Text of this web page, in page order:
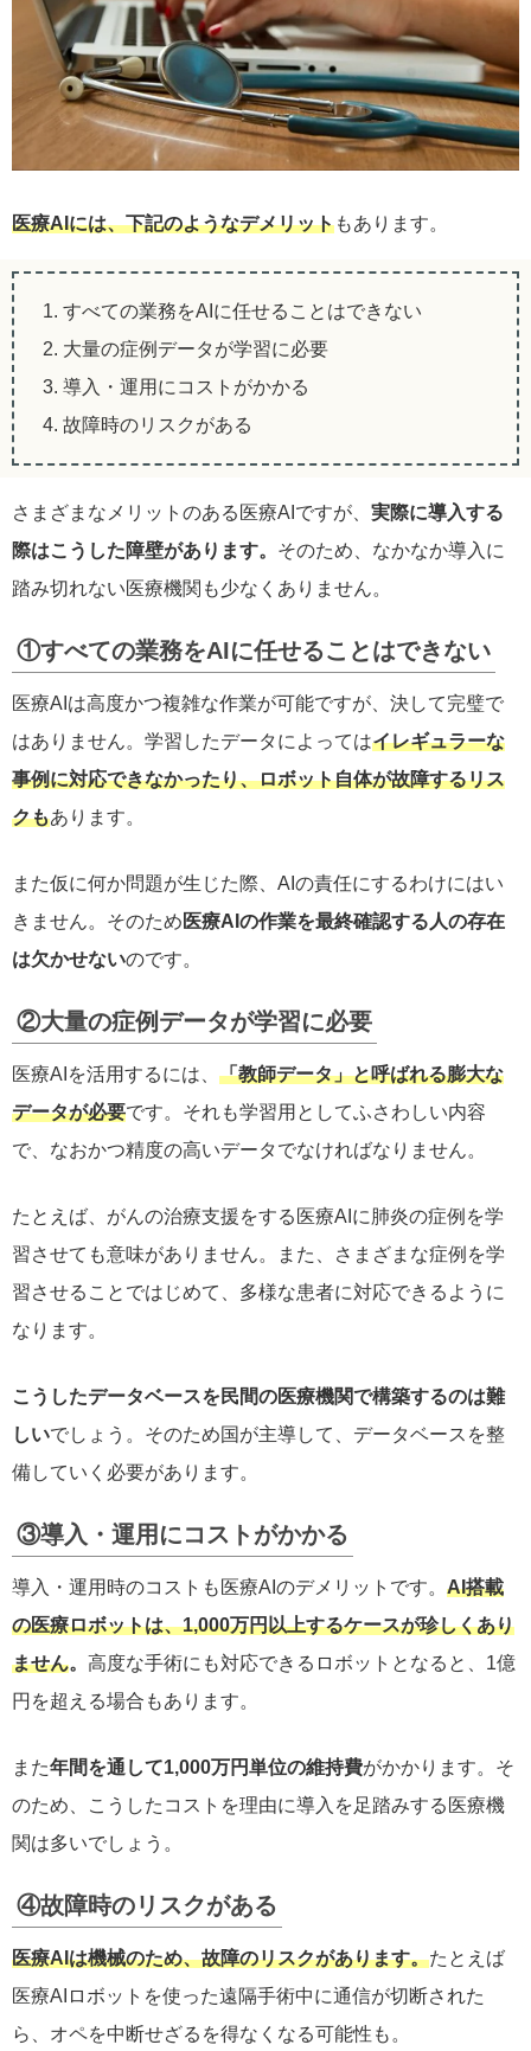
医療AIには、下記のようなデメリットもあります。
1. すべての業務をAIに任せることはできない
2. 大量の症例データが学習に必要
3. 導入・運用にコストがかかる
4. 故障時のリスクがある
さまざまなメリットのある医療AIですが、 実際に導入する
際はこうした障壁があります。 そのため、なかなか導入に
踏み切れない医療機関も少なくありません。
①すべての業務をAIに任せることはできない
医療AIは高度かつ複雑な作業が可能ですが、決して完璧で
はありません。学習したデータによってはイレギュラーな
事例に対応できなかったり、ロボット自体が故障するリス
クもあります。
また仮に何か問題が生じた際、AIの責任にするわけにはい
きません。そのため 医療AIの作業を最終確認する人の存在
は欠かせないのです。
②大量の症例データが学習に必要
医療AIを活用するには、 「教師データ」と呼ばれる膨大な
データが必要です。それも学習用としてふさわしい内容
で、なおかつ精度の高いデータでなければなりません。
たとえば、がんの治療支援をする医療AIに肺炎の症例を学
習させても意味がありません。また、さまざまな症例を学
習させることではじめて、多様な患者に対応できるように
なります。
こうしたデータベースを民間の医療機関で構築するのは難
しいでしょう。そのため国が主導して、データベースを整
備していく必要があります。
③導入・運用にコストがかかる
導入・運用時のコストも医療AIのデメリットです。 AI搭載
の医療ロボットは、1,000万円以上するケースが珍しくあり
ません。 高度な手術にも対応できるロボットとなると、1億
円を超える場合もあります。
また年間を通して1,000万円単位の維持費がかかります。そ
のため、こうしたコストを理由に導入を足踏みする医療機
関は多いでしょう。
④故障時のリスクがある
医療AIは機械のため、故障のリスクがあります。たとえば
医療AIロボットを使った遠隔手術中に通信が切断された
ら、オペを中断せざるを得なくなる可能性も。